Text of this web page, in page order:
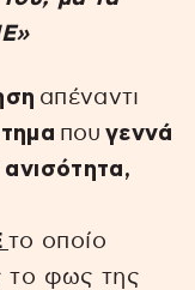
απέναντι
που γεννά
ανισότητα,
το οποίο
το φως της